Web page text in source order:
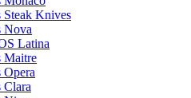
Knives
Latina